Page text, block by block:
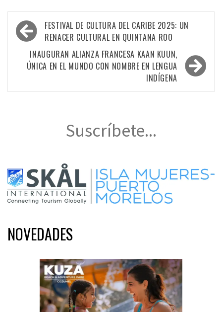
Navegación
de
entradas
FESTIVAL DE CULTURA DEL CARIBE 2025: UN
RENACER CULTURAL EN QUINTANA ROO
INAUGURAN ALIANZA FRANCESA KAAN KUUN,
ÚNICA EN EL MUNDO CON NOMBRE EN LENGUA
INDÍGENA
Suscríbete...
NOVEDADES